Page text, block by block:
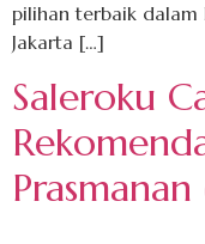
pilihan terbaik dalam
Jakarta […]
Saleroku